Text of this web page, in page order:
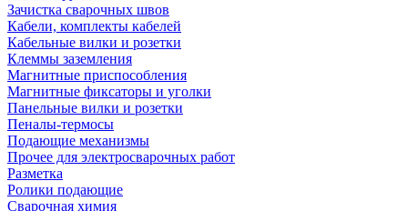
Зачистка сварочных швов
Кабели, комплекты кабелей
Кабельные вилки и розетки
Клеммы заземления
Магнитные приспособления
Магнитные фиксаторы и уголки
Панельные вилки и розетки
Пеналы-термосы
Подающие механизмы
Прочее для электросварочных работ
Разметка
Ролики подающие
Сварочная химия